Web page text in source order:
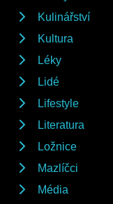
Kulinářství
Kultura
Léky
Lidé
Lifestyle
Literatura
Ložnice
Mazlíčci
Média